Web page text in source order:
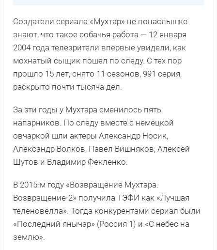
Создатели сериала «Мухтар» не понаслышке
знают, что такое собачья работа — 12 января
2004 года телезрители впервые увидели, как
мохнатый сыщик пошел по следу. С тех пор
прошло 15 лет, снято 11 сезонов, 991 серия,
раскрыто почти тысяча дел.
За эти годы у Мухтара сменилось пять
напарников. По следу вместе с немецкой
овчаркой шли актеры Александр Носик,
Александр Волков, Павел Вишняков, Алексей
Шутов и Владимир Фекленко.
В 2015-м году «Возвращение Мухтара.
Возвращение-2» получила ТЭФИ как «Лучшая
теленовелла». Тогда конкурентами сериал были
«Последний янычар» (Россия 1) и «С небес на
землю».